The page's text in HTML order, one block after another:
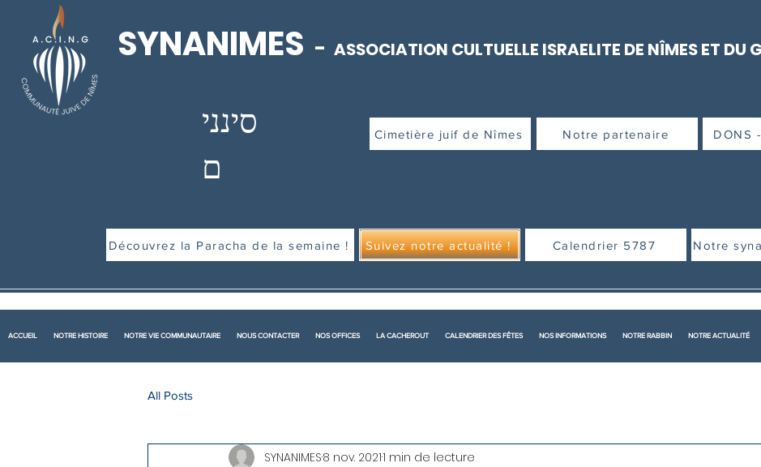
SYNANIMES - ASSOCIATION CULTUELLE ISRAELITE DE NÎMES ET DU
סינני
ם
DONS
Notre partenaire
Cimetière juif de Nîmes
Découvrez la Paracha de la semaine ! Suivez notre actualité ! Calendrier 5787 Notre
ACCUEIL NOTRE HISTOIRE NOTRE VIE COMMUNAUTAIRE NOUS CONTACTER NOS OFFICES LA CACHEROUT CALENDRIER DES FÊTES NOS INFORMATIONS NOTRE RABBIN NOTRE ACTUALITÉ
All Posts
SYNANIMES8 nov. 20211 min de lecture